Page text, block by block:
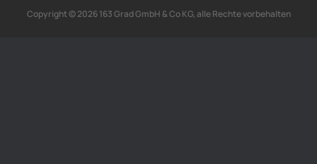
Copyright © 2026 163 Grad GmbH & Co KG, alle Rechte vorbehalten